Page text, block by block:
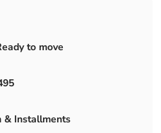
to move
& Installments